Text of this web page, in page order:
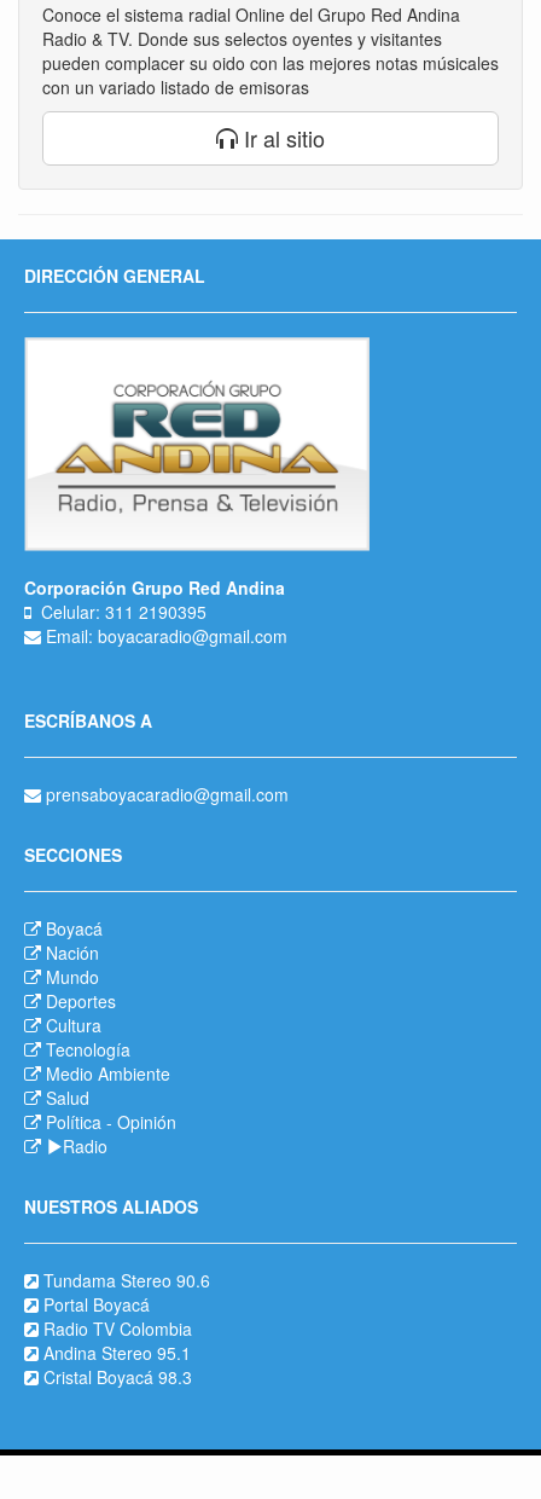
Conoce el sistema radial Online del Grupo Red Andina
Radio & TV. Donde sus selectos oyentes y visitantes
pueden complacer su oido con las mejores notas músicales
con un variado listado de emisoras
Ir al sitio
DIRECCIÓN GENERAL
Corporación Grupo Red Andina
Celular: 311 2190395
Email: boyacaradio@gmail.com
ESCRÍBANOS A
prensaboyacaradio@gmail.com
SECCIONES
Boyacá
Nación
Mundo
Deportes
Cultura
Tecnología
Medio Ambiente
Salud
Política - Opinión
Radio
NUESTROS ALIADOS
Tundama Stereo 90.6
Portal Boyacá
Radio TV Colombia
Andina Stereo 95.1
Cristal Boyacá 98.3